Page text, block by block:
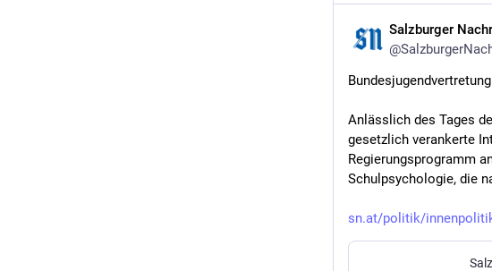
Salzburger
@
Anlässlich des Tages
gesetzlich verankerte
Regierungsprogramm
Schulpsychologie, die
sn.at/politik/